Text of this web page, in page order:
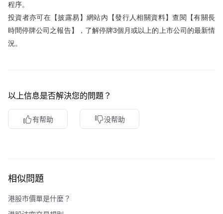
關於我們
媒體報導
程序。
投資者亦可在【披露易】網站內【發行人相關資料】查閱【有關長
時間停牌公司之報告】，了解停牌3個月或以上的上市公司的最新情
況。
以上信息是否解決您的問題？
有帮助 没帮助
相似問題
港股市價單是什麼？